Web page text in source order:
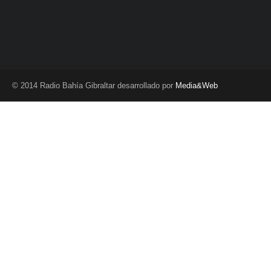
© 2014 Radio Bahía Gibraltar desarrollado por Media&Web